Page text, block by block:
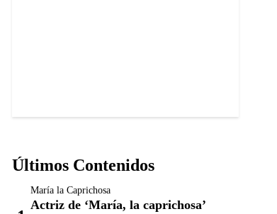
Últimos Contenidos
María la Caprichosa
Actriz de ‘María, la caprichosa’